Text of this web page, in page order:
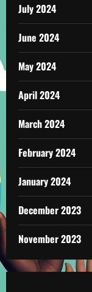
July 2024
June 2024
May 2024
April 2024
March 2024
February 2024
January 2024
December 2023
November 2023